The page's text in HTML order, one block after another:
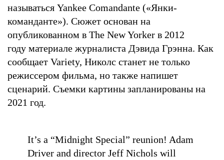
называться Yankee Comandante («Янки-
команданте»). Сюжет основан на
опубликованном в The New Yorker в 2012
году материале журналиста Дэвида Грэнна. Как
сообщает Variety, Николс станет не только
режиссером фильма, но также напишет
сценарий. Съемки картины запланированы на
2021 год.
It’s a “Midnight Special” reunion! Adam
Driver and director Jeff Nichols will